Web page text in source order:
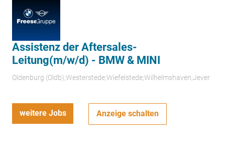
Assistenz der Aftersales-
Leitung(m/w/d) - BMW & MINI
Oldenburg (Oldb);Westerstede;Wiefelstede;Wilhelmshaven;Jever
weitere Jobs Anzeige schalten